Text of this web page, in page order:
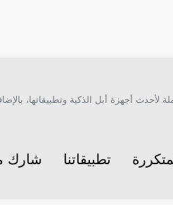
أجهزة أبل الذكية وتطبيقاتها،
تطبيقاتنا شارك